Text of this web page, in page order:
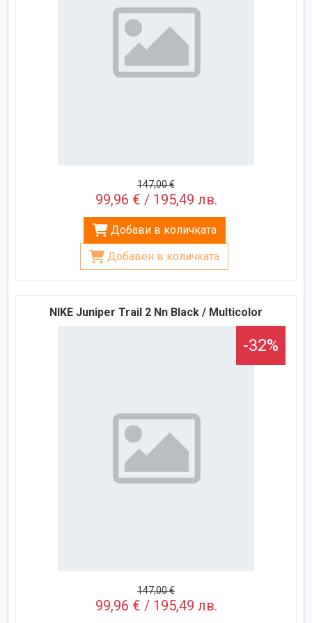
147,00 €
99,96 € / 195,49 лв.
Добави в количката
Добавен в количката
NIKE Juniper Trail 2 Nn Black / Multicolor
-32%
147,00 €
99,96 € / 195,49 лв.